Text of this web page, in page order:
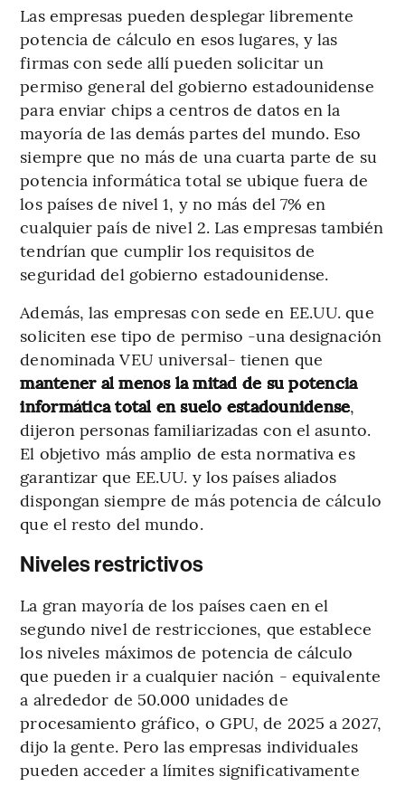
Las empresas pueden desplegar libremente
potencia de cálculo en esos lugares, y las
firmas con sede allí pueden solicitar un
permiso general del gobierno estadounidense
para enviar chips a centros de datos en la
mayoría de las demás partes del mundo. Eso
siempre que no más de una cuarta parte de su
potencia informática total se ubique fuera de
los países de nivel 1, y no más del 7% en
cualquier país de nivel 2. Las empresas también
tendrían que cumplir los requisitos de
seguridad del gobierno estadounidense.
Además, las empresas con sede en EE.UU. que
soliciten ese tipo de permiso -una designación
denominada VEU universal- tienen que
mantener al menos la mitad de su potencia
informática total en suelo estadounidense,
dijeron personas familiarizadas con el asunto.
El objetivo más amplio de esta normativa es
garantizar que EE.UU. y los países aliados
dispongan siempre de más potencia de cálculo
que el resto del mundo.
Niveles restrictivos
La gran mayoría de los países caen en el
segundo nivel de restricciones, que establece
los niveles máximos de potencia de cálculo
que pueden ir a cualquier nación - equivalente
a alrededor de 50.000 unidades de
procesamiento gráfico, o GPU, de 2025 a 2027,
dijo la gente. Pero las empresas individuales
pueden acceder a límites significativamente